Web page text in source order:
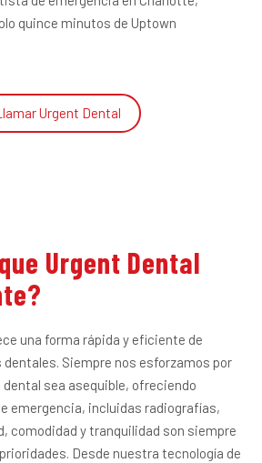
quince minutos de Uptown
Urgent Dental
Urgent Dental
una forma rápida y eficiente de
Siempre nos esforzamos por
sea asequible, ofreciendo
emergencia, incluidas radiografías,
comodidad y tranquilidad son siempre
Desde nuestra tecnología de